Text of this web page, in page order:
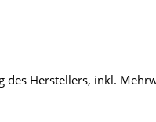
Herstellers, inkl.